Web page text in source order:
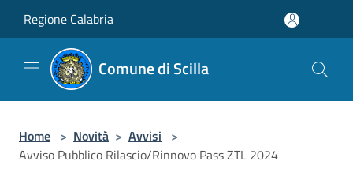
Regione Calabria
Comune di Scilla
Home > Novità > Avvisi >
Avviso Pubblico Rilascio/Rinnovo Pass ZTL 2024